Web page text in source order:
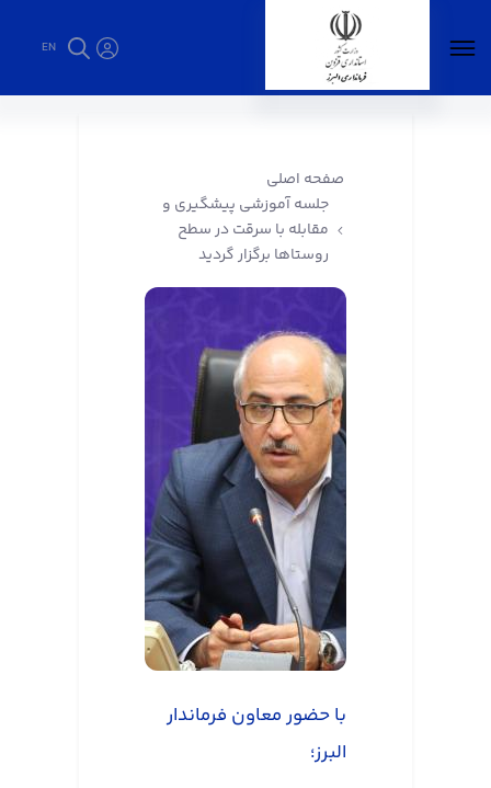
EN
صفحه اصلی
جلسه آموزشی پیشگیری و
مقابله با سرقت در سطح
روستاها برگزار گردید
با حضور معاون فرماندار
البرز؛